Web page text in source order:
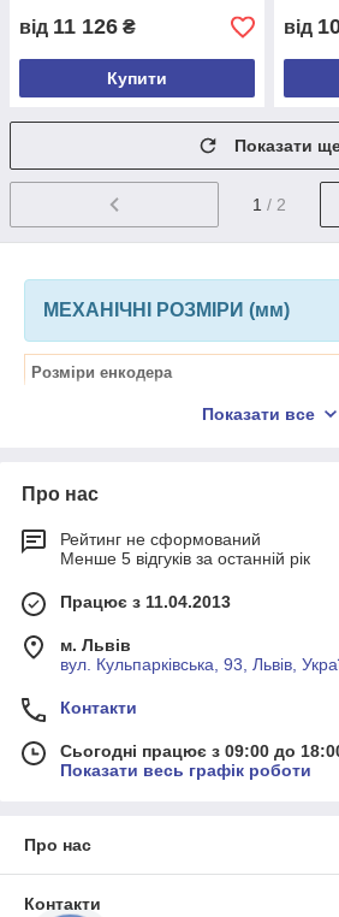
від 11 126 ₴
Купити
від
Показати
1 / 2
МЕХАНІЧНІ РОЗМІРИ (мм)
Розміри енкодера
Показати все
Про нас
Рейтинг не сформований
Менше 5 відгуків за останній рік
Працює з 11.04.2013
м. Львів
вул. Кульпарківська, 93, Львів,
Контакти
Сьогодні працює з 09:00 до
Показати весь графік роботи
Про нас
Контакти